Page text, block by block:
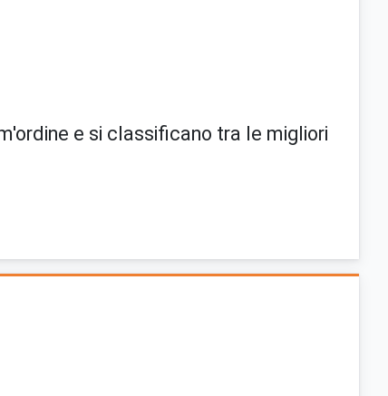
e si classificano tra le migliori